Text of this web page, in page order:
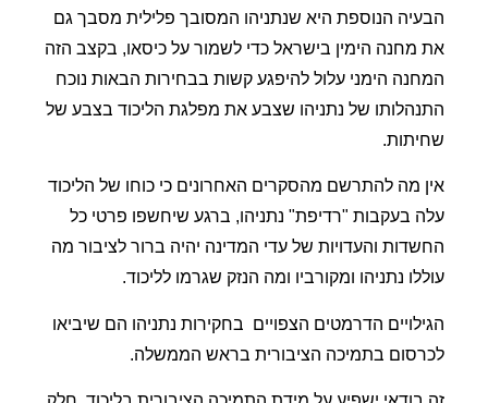
הבעיה הנוספת היא שנתניהו המסובך פלילית מסבך גם
את מחנה הימין בישראל כדי לשמור על כיסאו, בקצב הזה
המחנה הימני עלול להיפגע קשות בבחירות הבאות נוכח
התנהלותו של נתניהו שצבע את מפלגת הליכוד בצבע של
שחיתות.
אין מה להתרשם מהסקרים האחרונים כי כוחו של הליכוד
עלה בעקבות "רדיפת" נתניהו, ברגע שיחשפו פרטי כל
החשדות והעדויות של עדי המדינה יהיה ברור לציבור מה
עוללו נתניהו ומקורביו ומה הנזק שגרמו לליכוד.
הגילויים הדרמטים הצפויים בחקירות נתניהו הם שיביאו
לכרסום בתמיכה הציבורית בראש הממשלה.